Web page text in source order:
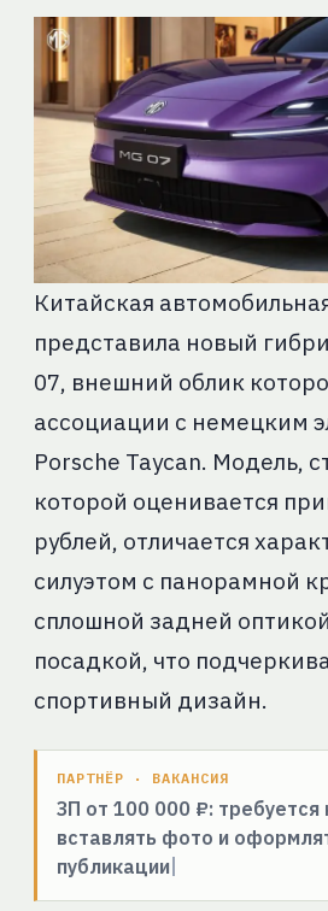
Китайская
представила новый
07, внешний облик
ассоциации с немецким
Porsche Taycan. Модель,
которой оценивается
рублей, отличается
силуэтом с панорамной
сплошной задней
посадкой, что
спортивный дизайн.
ПАРТНЁР · ВАКАНСИЯ
ЗП от 100 000 ₽: требуется
вставлять фото и
публикации